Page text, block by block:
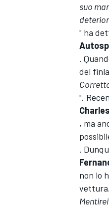
suo
" ha
.
del
".
, ma
.
non lo